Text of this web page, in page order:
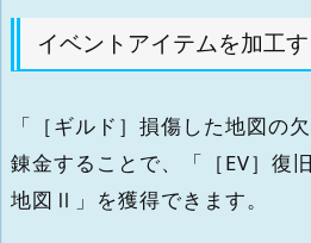
イベントアイテムを加工
「［ギルド］損傷した地図の
錬金することで、「［EV］復
地図Ⅱ」を獲得できます。